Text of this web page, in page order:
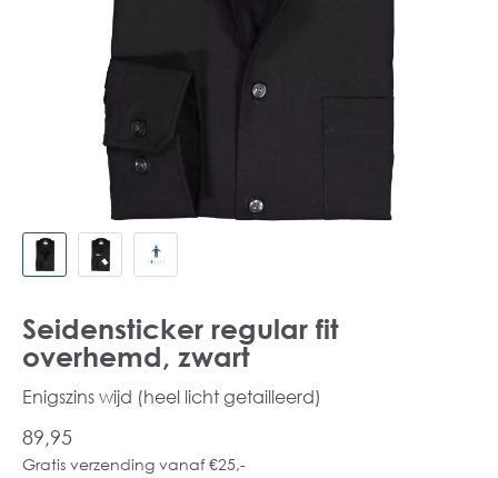
Seidensticker regular fit
overhemd, zwart
Enigszins wijd (heel licht getailleerd)
89,95
Gratis verzending vanaf €25,-